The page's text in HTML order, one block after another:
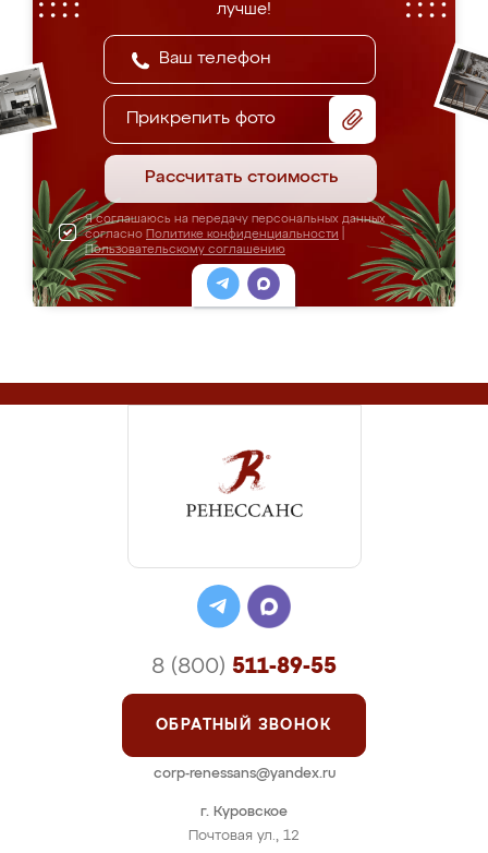
лучше!
Прикрепить фото
Рассчитать стоимость
Я соглашаюсь на передачу персональных данных
согласно Политике конфиденциальности
Пользовательскому соглашению
г. Куровское
Почтовая ул., 12
8 (800) 511-89-55
ОБРАТНЫЙ ЗВОНОК
corp-renessans@yandex.ru